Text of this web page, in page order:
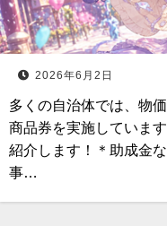
2026年6月2日
多くの自治体では、物
商品券を実施していま
紹介します！＊助成金
事…